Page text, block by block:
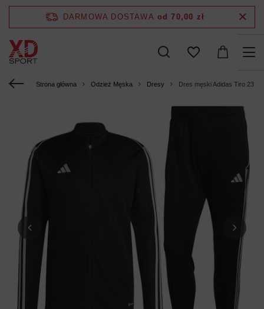
DARMOWA DOSTAWA od 70,00 zł
Strona główna Odzież Męska Dresy Dres męski Adidas Tiro 23